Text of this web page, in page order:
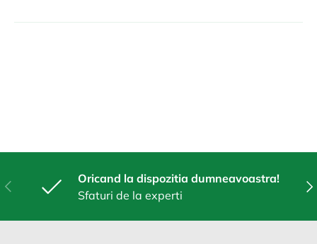
Anterior
Oricand la dispozitia dumneavoastra!
Sfaturi de la experti